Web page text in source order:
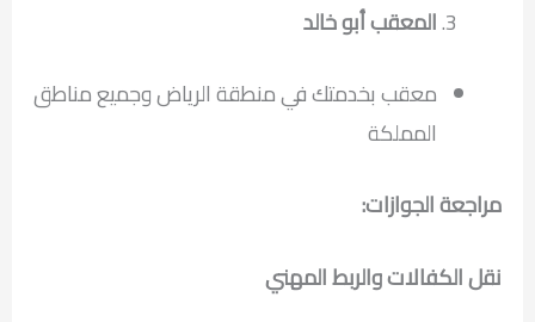
المعقب أبو خالد
معقب بخدمتك في منطقة الرياض وجميع مناطق
المملكة
مراجعة الجوازات:
نقل الكفالات والربط المهني